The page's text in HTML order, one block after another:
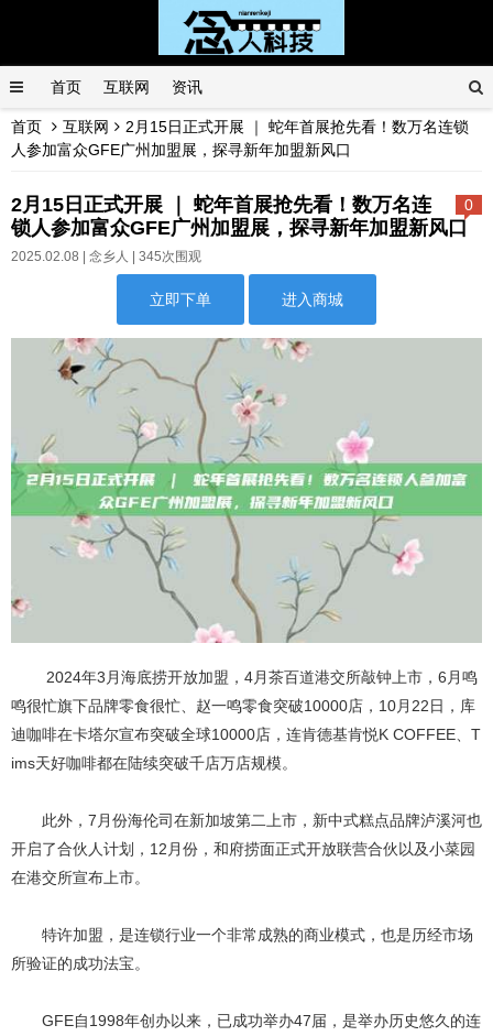
首页 互联网 资讯
首页 互联网
2月15日正式开展 ｜ 蛇年首展抢先看！数万名连锁
人参加富众GFE广州加盟展，探寻新年加盟新风口
0
2月15日正式开展 ｜ 蛇年首展抢先看！数万名连
锁人参加富众GFE广州加盟展，探寻新年加盟新风口
2025.02.08 | 念乡人 | 345次围观
立即下单 进入商城
2024年3月海底捞开放加盟，4月茶百道港交所敲钟上市，6月鸣
鸣很忙旗下品牌零食很忙、赵一鸣零食突破10000店，10月22日，库
迪咖啡在卡塔尔宣布突破全球10000店，连肯德基肯悦K COFFEE、T
ims天好咖啡都在陆续突破千店万店规模。
此外，7月份海伦司在新加坡第二上市，新中式糕点品牌泸溪河也
开启了合伙人计划，12月份，和府捞面正式开放联营合伙以及小菜园
在港交所宣布上市。
特许加盟，是连锁行业一个非常成熟的商业模式，也是历经市场
所验证的成功法宝。
GFE自1998年创办以来，已成功举办47届，是举办历史悠久的连